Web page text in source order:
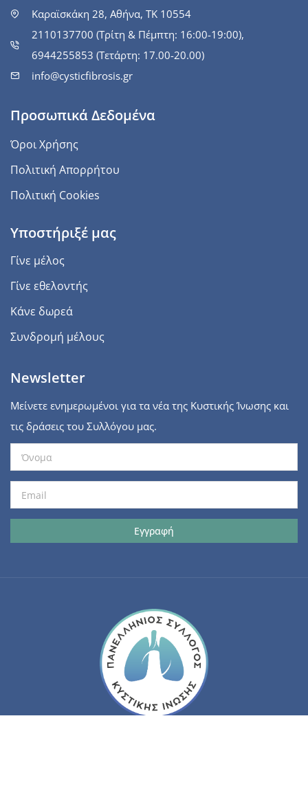
Καραϊσκάκη 28, Αθήνα, ΤΚ 10554
2110137700 (Τρίτη & Πέμπτη: 16:00-19:00),
6944255853 (Τετάρτη: 17.00-20.00)
info@cysticfibrosis.gr
Προσωπικά Δεδομένα
Όροι Χρήσης
Πολιτική Απορρήτου
Πολιτική Cookies
Υποστήριξέ μας
Γίνε μέλος
Γίνε εθελοντής
Κάνε δωρεά
Συνδρομή μέλους
Newsletter
Μείνετε ενημερωμένοι για τα νέα της Κυστικής Ίνωσης και
τις δράσεις του Συλλόγου μας.